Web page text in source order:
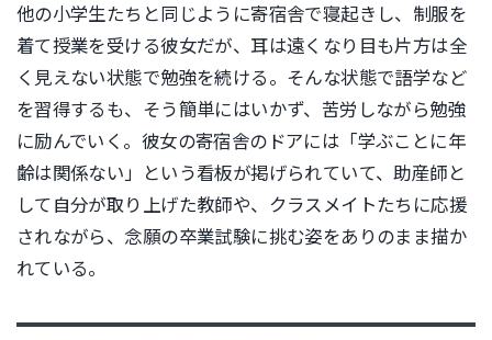
他の小学生たちと同じように寄宿舎で寝起きし、制服を
着て授業を受ける彼女だが、耳は遠くなり目も片方は全
く見えない状態で勉強を続ける。そんな状態で語学など
を習得するも、そう簡単にはいかず、苦労しながら勉強
に励んでいく。彼女の寄宿舎のドアには「学ぶことに年
齢は関係ない」という看板が掲げられていて、助産師と
して自分が取り上げた教師や、クラスメイトたちに応援
されながら、念願の卒業試験に挑む姿をありのまま描か
れている。